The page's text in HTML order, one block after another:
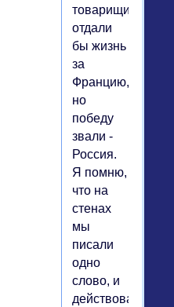
товарищи
отдали
бы жизнь
за
Францию,
но
победу
звали -
Россия.
Я помню,
что на
стенах
мы
писали
одно
слово, и
действовало